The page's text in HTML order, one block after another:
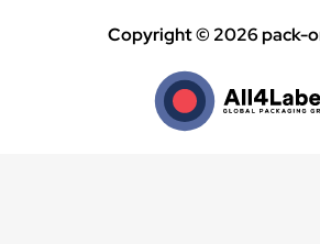
Copyright © 2026 pack-